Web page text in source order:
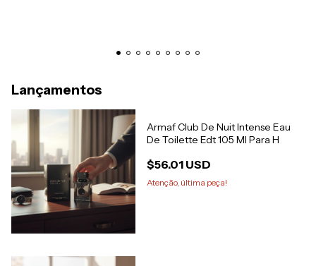
Lançamentos
Armaf Club De Nuit Intense Eau
De Toilette Edt 105 Ml Para H
$56.01 USD
Atenção, última peça!